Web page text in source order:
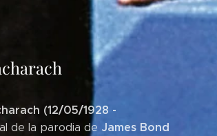
(12/05/1928 -
de la parodia de James Bond